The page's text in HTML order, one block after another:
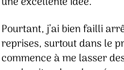
Pourtant, j’ai bien failli
reprises, surtout dans le
commence à me lasser